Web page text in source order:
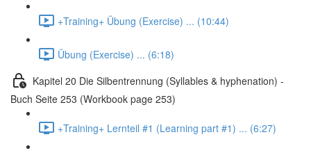
+Training+ Übung (Exercise) ... (10:44)
Übung (Exercise) ... (6:18)
Kapitel 20 Die Silbentrennung (Syllables & hyphenation) -
Buch Seite 253 (Workbook page 253)
+Training+ Lernteil #1 (Learning part #1) ... (6:27)